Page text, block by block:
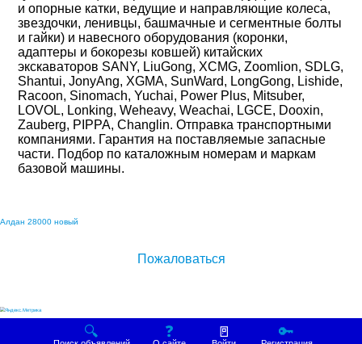
и опорные катки, ведущие и направляющие колеса,
звездочки, ленивцы, башмачные и сегментные болты
и гайки) и навесного оборудования (коронки,
адаптеры и бокорезы ковшей) китайских
экскаваторов SANY, LiuGong, XCMG, Zoomlion, SDLG,
Shantui, JonyAng, XGMA, SunWard, LongGong, Lishide,
Racoon, Sinomach, Yuchai, Power Plus, Mitsuber,
LOVOL, Lonking, Weheavy, Weachai, LGCE, Dooxin,
Zauberg, PIPPA, Changlin. Отправка транспортными
компаниями. Гарантия на поставляемые запасные
части. Подбор по каталожным номерам и маркам
базовой машины.
Алдан 28000 новый
Пожаловаться
🔍 ❓ 🚪 🔑